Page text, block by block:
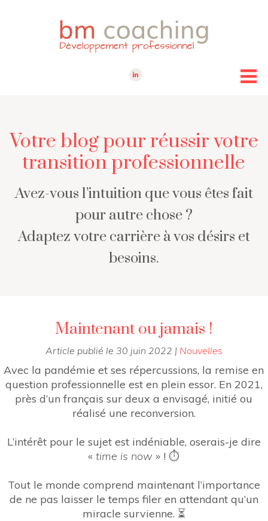
Votre blog pour réussir votre
transition professionnelle
Avez-vous l’intuition que vous êtes fait
pour autre chose ?
Adaptez votre carrière à vos désirs et
besoins.
Maintenant ou jamais !
Article publié le 30 juin 2022 | Nouvelles
Avec la pandémie et ses répercussions, la remise en
question professionnelle est en plein essor. En 2021,
près d’un français sur deux a envisagé, initié ou
réalisé une reconversion.
L’intérêt pour le sujet est indéniable, oserais-je dire
«time is now » ! ⏱️
Tout le monde comprend maintenant l’importance
de ne pas laisser le temps filer en attendant qu’un
miracle survienne. ⏳